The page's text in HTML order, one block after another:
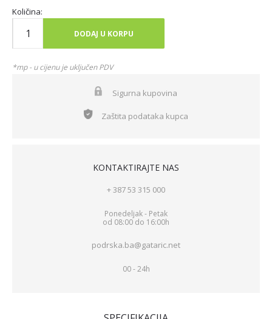
Količina:
DODAJ U KORPU
*mp - u cijenu je uključen PDV
Sigurna kupovina
Zaštita podataka kupca
KONTAKTIRAJTE NAS
+ 387 53 315 000
Ponedeljak - Petak
od 08:00 do 16:00h
podrska.ba@gataric.net
00 - 24h